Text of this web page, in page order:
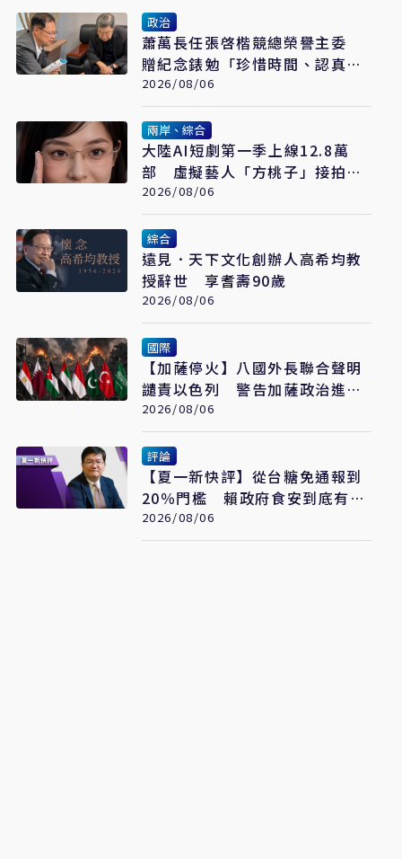
政治
蕭萬長任張啓楷競總榮譽主委
贈紀念錶勉「珍惜時間、認真打
拚」
2026/08/06
兩岸、綜合
大陸AI短劇第一季上線12.8萬
部 虛擬藝人「方桃子」接拍美
瞳廣告
2026/08/06
綜合
遠見．天下文化創辦人高希均教
授辭世 享耆壽90歲
2026/08/06
國際
【加薩停火】八國外長聯合聲明
譴責以色列 警告加薩政治進程
恐全面脫軌
2026/08/06
評論
【夏一新快評】從台糖免通報到
20％門檻 賴政府食安到底有幾
套標準？
2026/08/06